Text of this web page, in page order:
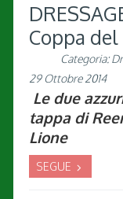
Coppa
Categoria:
29 Ottobre 2014
Le due
tappa di
Lione
SEGUE